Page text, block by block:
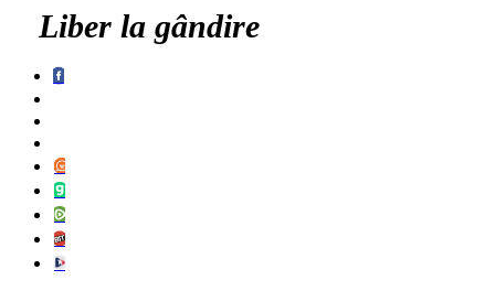
Liber la gândire